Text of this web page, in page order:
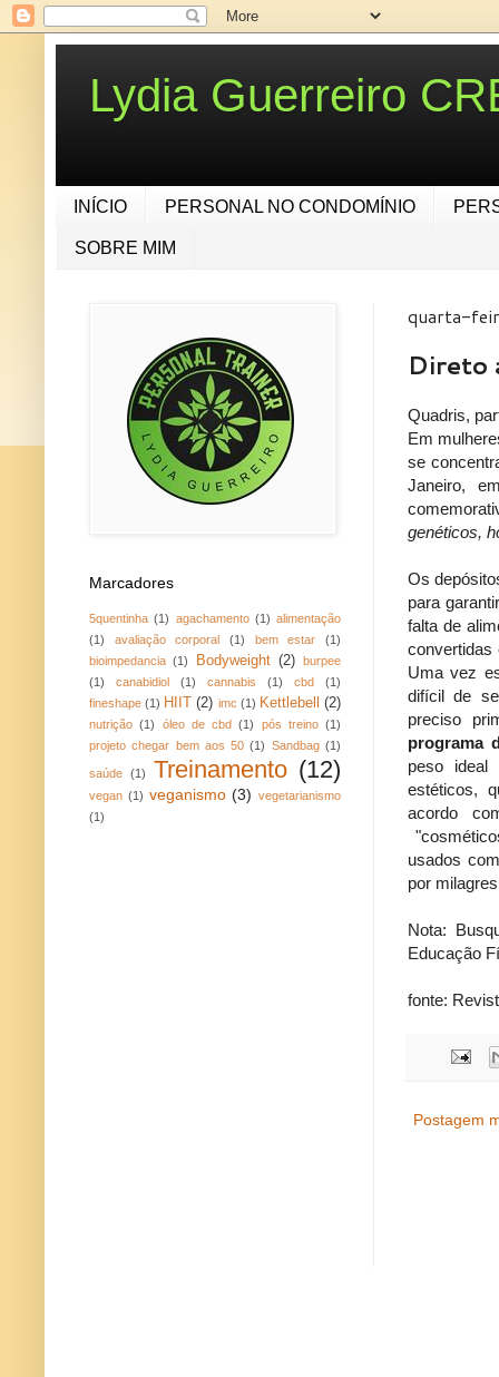
Lydia Guerreiro
INÍCIO PERSONAL NO CONDOMÍNIO
SOBRE MIM
quarta-
Direto
Quadris,
Em
se
Janeiro,
genéticos,
Os
para
falta de
convertidas
Uma vez
difícil de
preciso
programa
peso
estéticos,
acordo
usados
por
Nota:
Educação
fonte:
Postagem
Marcadores
5quentinha (1) agachamento (1) alimentação
(1)
avaliação corporal (1) bem estar
(1)
bioimpedancia (1) Bodyweight (2)
burpee
(1)
canabidiol (1) cannabis (1) cbd
(1)
fineshape (1) HIIT (2) imc (1) Kettlebell (2)
nutrição (1) óleo de cbd (1) pós treino (1)
projeto chegar bem aos 50 (1) Sandbag (1)
saúde (1) Treinamento (12)
vegan (1) veganismo (3) vegetarianismo
(1)